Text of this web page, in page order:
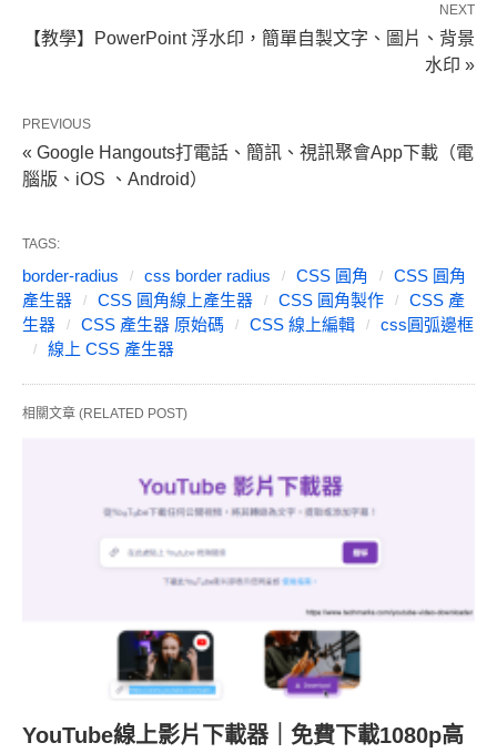
NEXT
【教學】PowerPoint 浮水印，簡單自製文字、圖片、背景
水印 »
PREVIOUS
« Google Hangouts打電話、簡訊、視訊聚會App下載（電
腦版、iOS 、Android）
TAGS:
border-radius css border radius CSS 圓角
CSS 圓角
產生器
CSS 圓角線上產生器 CSS 圓角製作
CSS 產
生器
CSS 產生器 原始碼 CSS 線上編輯
css圓弧邊框
線上 CSS 產生器
相關文章 (RELATED POST)
YouTube線上影片下載器｜免費下載1080p高